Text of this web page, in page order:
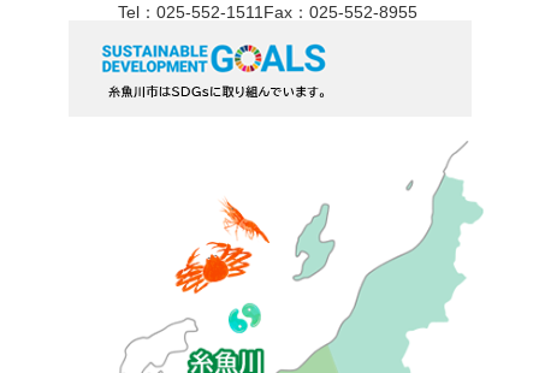
Tel：025-552-1511 Fax：025-552-8955